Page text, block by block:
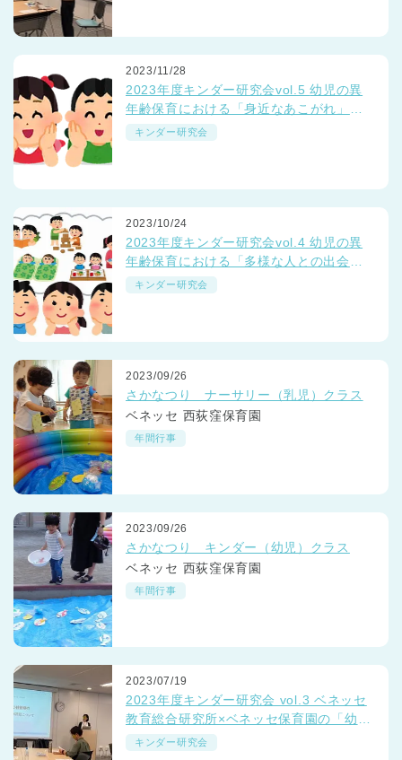
2023/11/28
2023年度キンダー研究会vol.5 幼児の異
年齢保育における「身近なあこがれ」っ
て？
キンダー研究会
2023/10/24
2023年度キンダー研究会vol.4 幼児の異
年齢保育における「多様な人との出会
い」って？
キンダー研究会
2023/09/26
さかなつり ナーサリー（乳児）クラス
ベネッセ 西荻窪保育園
年間行事
2023/09/26
さかなつり キンダー（幼児）クラス
ベネッセ 西荻窪保育園
年間行事
2023/07/19
2023年度キンダー研究会 vol.3 ベネッセ
教育総合研究所×ベネッセ保育園の「幼小
接続期の思考力研究」レポート
キンダー研究会